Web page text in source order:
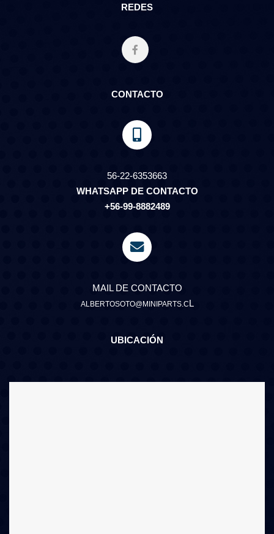
REDES
CONTACTO
56-22-6353663
WHATSAPP DE CONTACTO
+56-99-8882489
MAIL DE CONTACTO
ALBERTOSOTO@MINIPARTS.CL
UBICACIÓN